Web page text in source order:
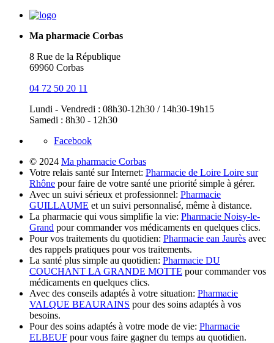
Ma pharmacie Corbas
8 Rue de la République
69960 Corbas
04 72 50 20 11
Lundi - Vendredi : 08h30-12h30 / 14h30-19h15
Samedi : 8h30 - 12h30
Facebook
© 2024 Ma pharmacie Corbas
Votre relais santé sur Internet: Pharmacie de Loire Loire sur
Rhône pour faire de votre santé une priorité simple à gérer.
Avec un suivi sérieux et professionnel: Pharmacie
GUILLAUME et un suivi personnalisé, même à distance.
La pharmacie qui vous simplifie la vie: Pharmacie Noisy-le-
Grand pour commander vos médicaments en quelques clics.
Pour vos traitements du quotidien: Pharmacie ean Jaurès avec
des rappels pratiques pour vos traitements.
La santé plus simple au quotidien: Pharmacie DU
COUCHANT LA GRANDE MOTTE pour commander vos
médicaments en quelques clics.
Avec des conseils adaptés à votre situation: Pharmacie
VALQUE BEAURAINS pour des soins adaptés à vos
besoins.
Pour des soins adaptés à votre mode de vie: Pharmacie
ELBEUF pour vous faire gagner du temps au quotidien.